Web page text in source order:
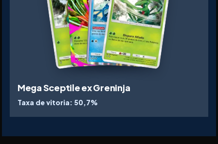
Mega Sceptile ex Greninja
Taxa de vitoria: 50,7%